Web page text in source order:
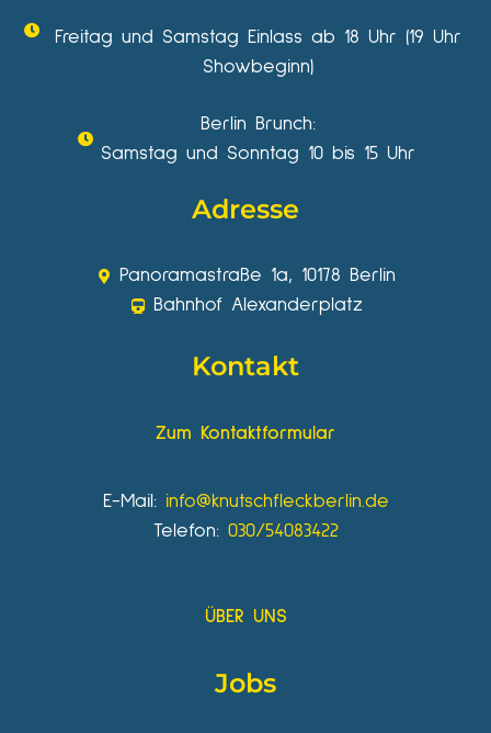
Freitag und Samstag Einlass ab 18 Uhr (19 Uhr
Showbeginn)
Berlin Brunch:
Samstag und Sonntag 10 bis 15 Uhr
Adresse
Panoramastraße 1a, 10178 Berlin
Bahnhof Alexanderplatz
Kontakt
Zum Kontaktformular
E-Mail: info@knutschfleckberlin.de
Telefon: 030/54083422
ÜBER UNS
Jobs